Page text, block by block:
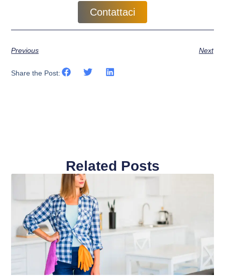
Contattaci
Previous Next
Share the Post:
Related Posts